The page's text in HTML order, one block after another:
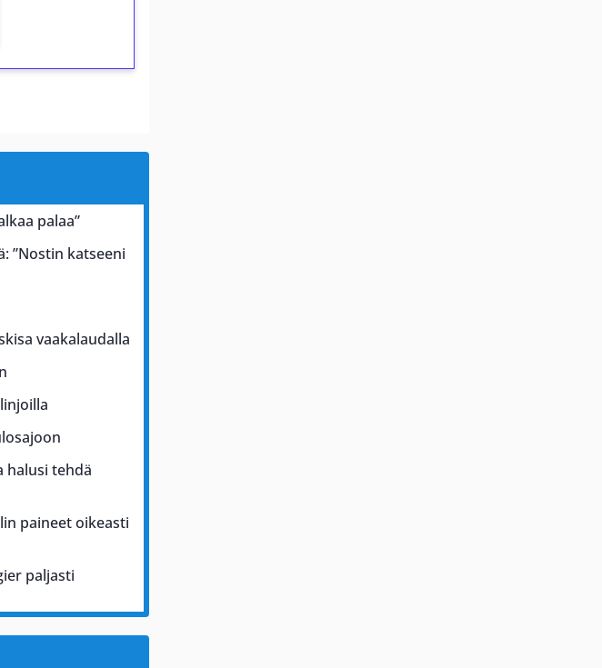
palaa”
”Nostin katseeni
vaakalaudalla
halusi tehdä
paineet oikeasti
paljasti